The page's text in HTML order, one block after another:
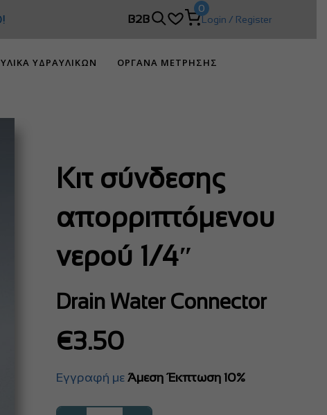
B2B
0
Login / Register
ΥΛΙΚΑ ΥΔΡΑΥΛΙΚΩΝ
ΟΡΓΑΝΑ ΜΕΤΡΗΣΗΣ
Κιτ σύνδεσης
απορριπτόμενου
νερού 1/4″
Drain Water Connector
€3.50
Εγγραφή με Άμεση Έκπτωση 10%